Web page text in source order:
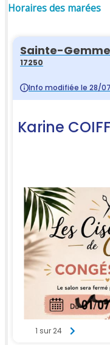
Horaires des marées